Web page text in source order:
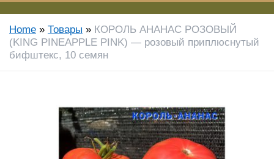
Home » Товары » КОРОЛЬ АНАНАС РОЗОВЫЙ
(KING PINEAPPLE PINK) — розовый приплюснутый
бифштекс, 10 семян